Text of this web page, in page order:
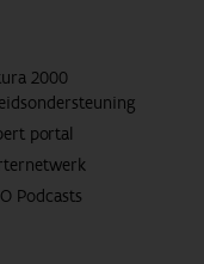
2000
portal
Podcasts